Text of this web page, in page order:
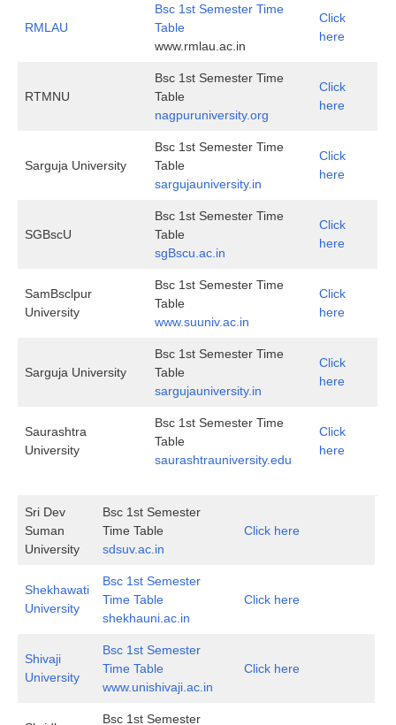
RMLAU
Bsc 1st Semester Time
Table
www.rmlau.ac.in
Click
here
RTMNU
Bsc 1st Semester Time
Table
nagpuruniversity.org
Click
here
Sarguja University
Bsc 1st Semester Time
Table
sargujauniversity.in
Click
here
SGBscU
Bsc 1st Semester Time
Table
sgBscu.ac.in
Click
here
SamBsclpur
University
Bsc 1st Semester Time
Table
www.suuniv.ac.in
Click
here
Sarguja University
Bsc 1st Semester Time
Table
sargujauniversity.in
Click
here
Saurashtra
University
Bsc 1st Semester Time
Table
saurashtrauniversity.edu
Click
here
Sri Dev
Suman
University
Bsc 1st Semester
Time Table
sdsuv.ac.in
Click here
Shekhawati
University
Bsc 1st Semester
Time Table
shekhauni.ac.in
Click here
Shivaji
University
Bsc 1st Semester
Time Table
www.unishivaji.ac.in
Click here
Bsc 1st Semester